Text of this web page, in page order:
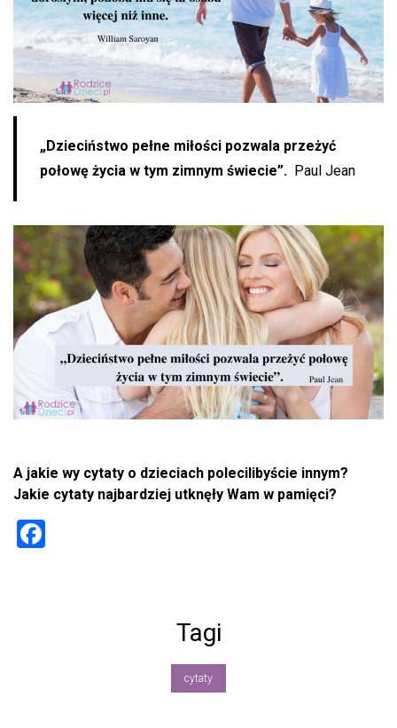
„Dzieciństwo pełne miłości pozwala przeżyć
połowę życia w tym zimnym świecie”. Paul Jean
A jakie wy cytaty o dzieciach polecilibyście innym?
Jakie cytaty najbardziej utknęły Wam w pamięci?
Tagi
cytaty